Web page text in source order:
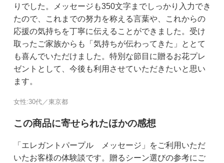
りでした。メッセージも350文字までしっかり入力でき
たので、これまでの努力を称える言葉や、これからの
応援の気持ちを丁寧に伝えることができました。受け
取ったご家族からも「気持ちが伝わってきた」ととて
も喜んでいただけました。特別な節目に贈るお花プレ
ゼントとして、今後も利用させていただきたいと思い
ます。
女性:30代／東京都
この商品に寄せられたほかの感想
「エレガントパープル メッセージ」をご利用いただ
いたお客様の体験談です。贈るシーン選びの参考にご